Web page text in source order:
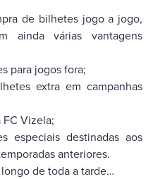
de bilhetes jogo a jogo,
ainda várias vantagens
para jogos fora;
extra em campanhas
FC Vizela;
especiais destinadas aos
anteriores.
longo de toda a tarde…